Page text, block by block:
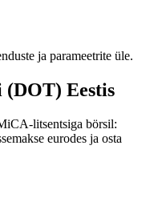
ja parameetrite üle.
(DOT) Eestis
litsentsiga börsil:
eurodes ja osta